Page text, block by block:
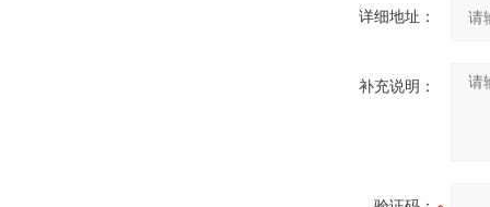
详细地址：
补充说明：